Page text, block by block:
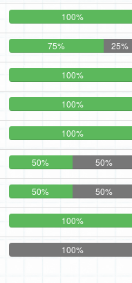
100%
75% 25%
100%
100%
100%
50% 50%
50% 50%
100%
100%